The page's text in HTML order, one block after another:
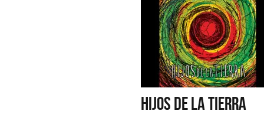
HIJOS DE LA TIERRA